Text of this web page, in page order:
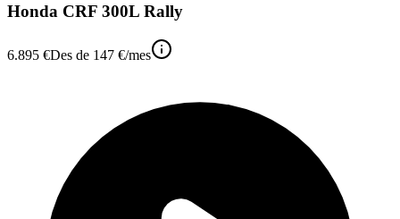
Honda CRF 300L Rally
6.895 €Des de 147 €/mes